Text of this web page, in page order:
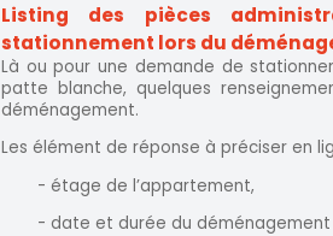
Listing des pièces
stationnement lors du
Là ou pour une demande de
patte blanche, quelques
déménagement.
Les élément de réponse à préciser en
- étage de l’appartement,
- date et durée du